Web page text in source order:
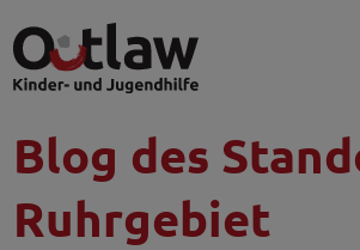
Blog des
Ruhrgebiet